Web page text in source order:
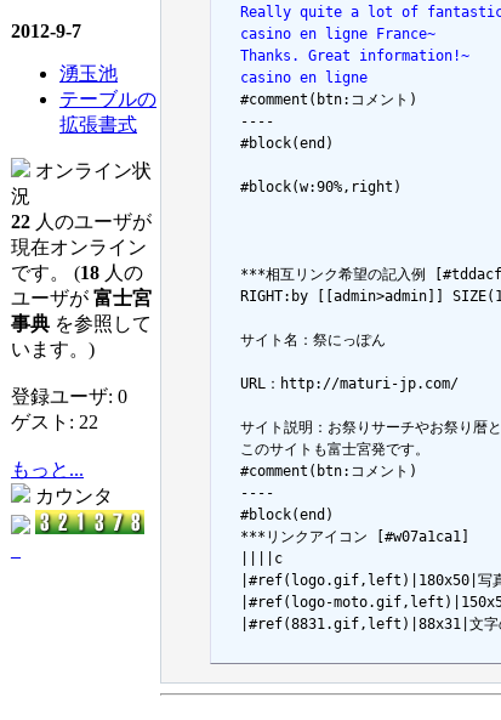
2012-9-7
湧玉池
テーブルの
拡張書式
オンライン状
況
22 人のユーザが
現在オンライン
です。 (18 人の
ユーザが 富士宮
事典 を参照して
います。)
登録ユーザ: 0
ゲスト: 22
もっと...
カウンタ
Really quite a lot of
  casino en ligne France~
  Thanks. Great information!~
  casino en ligne
#comment(btn:コメント)
  ----
  #block(end)
  #block(w:90%,right)
***相互リンク希望の記入例
RIGHT:by [[admin>admin]]
  サイト名：祭にっぽん
  URL：http://maturi-jp.com/
サイト説明：お祭りサーチやお祭り暦
  このサイトも富士宮発です。
  #comment(btn:コメント)
  ----
  #block(end)
  ***リンクアイコン [#w07a1ca1]
  ||||c
|#ref(logo.gif,left)|180x50|写真
|#ref(logo-
|#ref(8831.gif,left)|88x31|文字